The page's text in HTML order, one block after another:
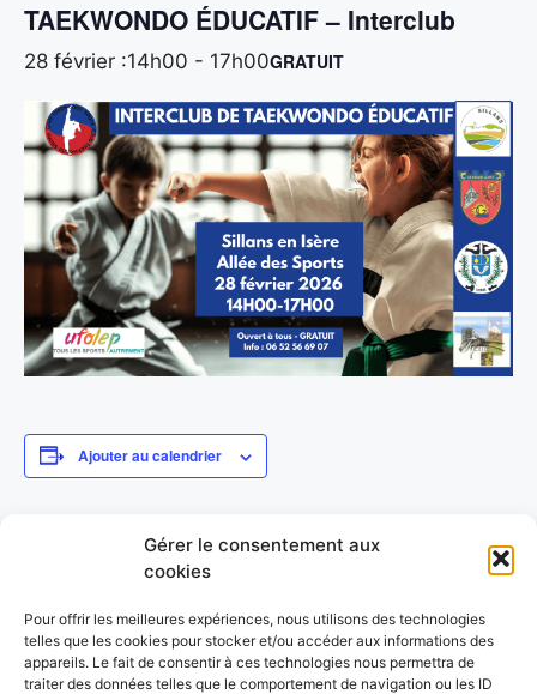
Gérer le consentement aux
cookies
Pour offrir les meilleures expériences, nous utilisons des technologies
telles que les cookies pour stocker et/ou accéder aux informations des
appareils. Le fait de consentir à ces technologies nous permettra de
traiter des données telles que le comportement de navigation ou les ID
TAEKWONDO ÉDUCATIF – Interclub
28 février :14h00 - 17h00GRATUIT
Ajouter au calendrier
28 février
Heure :
14h00 - 17h00
LIEU